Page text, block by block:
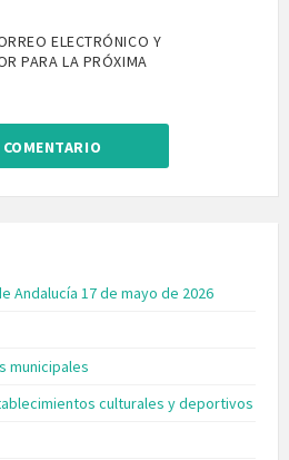
ELECTRÓNICO Y
PARA LA PRÓXIMA
Andalucía 17 de mayo de 2026
municipales
culturales y deportivos